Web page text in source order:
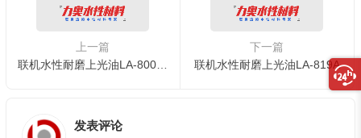
上一篇
联机水性耐磨上光油LA-8002A
下一篇
联机水性耐磨上光油LA-819A
发表评论